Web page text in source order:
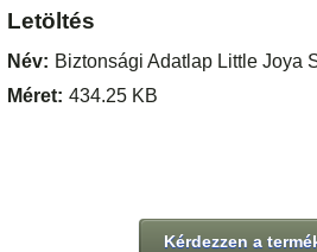
Letöltés
Név: Biztonsági Adatlap Little Joya
Méret: 434.25 KB
Kérdezzen a